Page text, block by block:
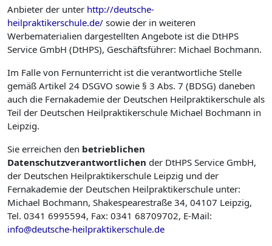
Anbieter der unter http://deutsche-
heilpraktikerschule.de/ sowie der in weiteren
Werbematerialien dargestellten Angebote ist die DtHPS
Service GmbH (DtHPS), Geschäftsführer: Michael Bochmann.
Im Falle von Fernunterricht ist die verantwortliche Stelle
gemäß Artikel 24 DSGVO sowie § 3 Abs. 7 (BDSG) daneben
auch die Fernakademie der Deutschen Heilpraktikerschule als
Teil der Deutschen Heilpraktikerschule Michael Bochmann in
Leipzig.
Sie erreichen den betrieblichen
Datenschutzverantwortlichen der DtHPS Service GmbH,
der Deutschen Heilpraktikerschule Leipzig und der
Fernakademie der Deutschen Heilpraktikerschule unter:
Michael Bochmann, Shakespearestraße 34, 04107 Leipzig,
Tel. 0341 6995594, Fax: 0341 68709702, E-Mail:
info@deutsche-heilpraktikerschule.de